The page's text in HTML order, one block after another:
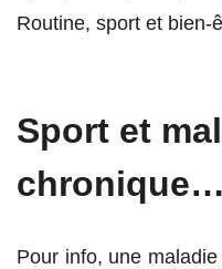
Routine, sport et bien-
Sport et
chronique…
Pour info, une